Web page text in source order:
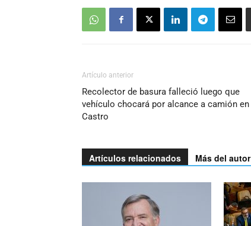
Artículo anterior
Recolector de basura falleció luego que
vehículo chocará por alcance a camión en
Castro
Artículos relacionados Más del autor